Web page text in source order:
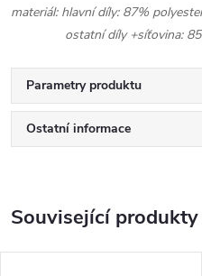
materiál: hlavní díly: 87%
ostatní díly +síťovina: 85%
Parametry produktu
Ostatní informace
Související produkty